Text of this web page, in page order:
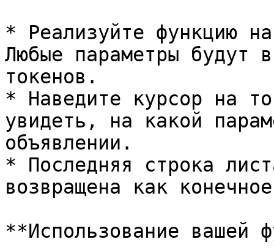
* Реализуйте функцию
Любые параметры будут
токенов.
* Наведите курсор на
увидеть, на какой
объявлении.
* Последняя строка
возвращена как
**Использование вашей